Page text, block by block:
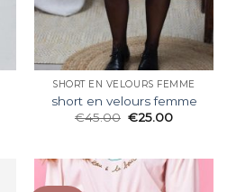
SHORT EN VELOURS FEMME
short en velours femme
€45.00 €25.00